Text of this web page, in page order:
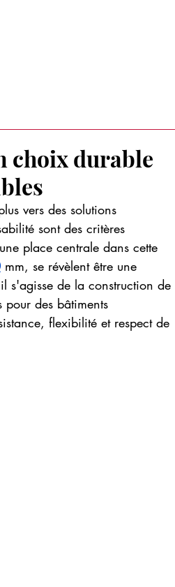
choix durable
vers des solutions
sont des critères
place centrale dans cette
mm, se révèlent être une
s'agisse de la construction de
des bâtiments
flexibilité et respect de